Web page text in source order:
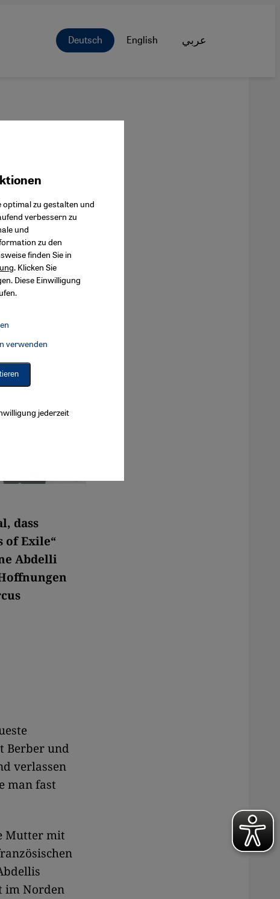
Deutsch English عربي
dass
of Exile“
Abdelli
Berber und
verlassen
man fast
Mutter mit
im Norden
optimal zu gestalten und
verbessern zu
und
zu den
finden Sie in
. Klicken Sie
Diese Einwilligung
Connect, Google Maps Embed, Google Tag Manager, Instagram Embed,
Connect
verwenden
jederzeit